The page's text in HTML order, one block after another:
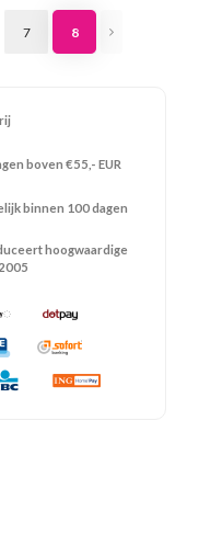
7 8
boven €55,- EUR
binnen 100 dagen
hoogwaardige